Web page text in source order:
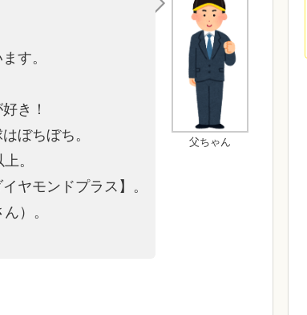
父ちゃん
す。
き！
ぼちぼち。
。
ヤモンドプラス】。
）。